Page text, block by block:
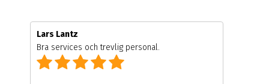
Lars Lantz
Bra services och trevlig personal.